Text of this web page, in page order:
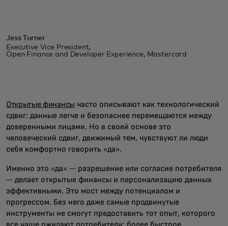
Jess Turner
Executive Vice President,
Open Finance and Developer Experience, Mastercard
Открытые финансычасто описывают как технологический
сдвиг: данные легче и безопаснее перемещаются между
доверенными лицами. Но в своей основе это
человеческий сдвиг, движимый тем, чувствуют ли люди
себя комфортно говорить «да».
Именно это «да» — разрешение или согласие потребителя
— делает открытые финансы и персонализацию данных
эффективными. Это мост между потенциалом и
прогрессом. Без него даже самые продвинутые
инструменты не смогут предоставить тот опыт, которого